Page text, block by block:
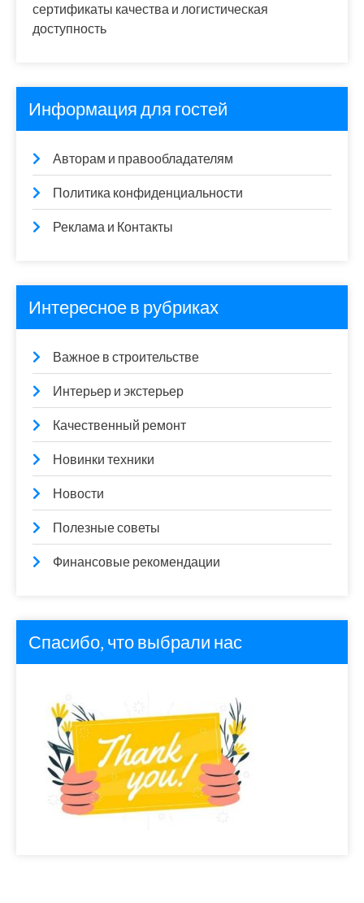
сертификаты качества и логистическая
доступность
Информация для гостей
Авторам и правообладателям
Политика конфиденциальности
Реклама и Контакты
Интересное в рубриках
Важное в строительстве
Интерьер и экстерьер
Качественный ремонт
Новинки техники
Новости
Полезные советы
Финансовые рекомендации
Спасибо, что выбрали нас